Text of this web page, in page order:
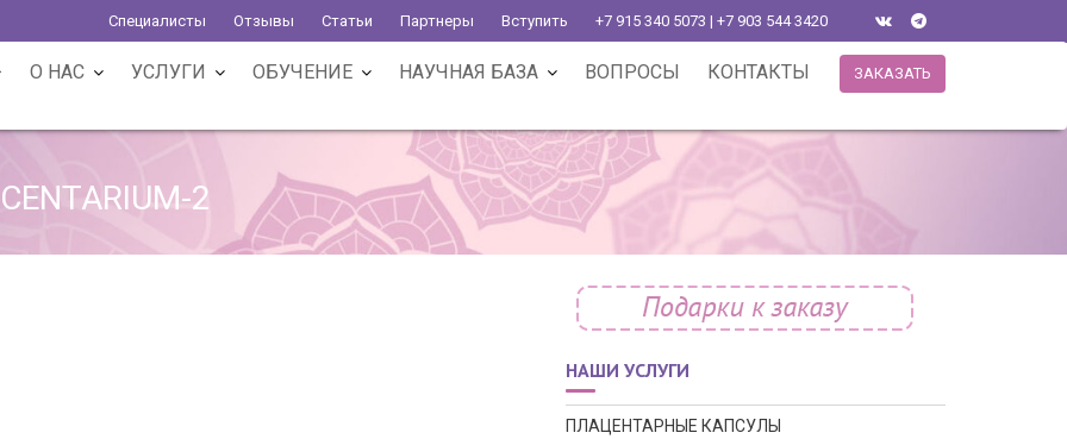
Специалисты Отзывы Статьи Партнеры Вступить +7 915 340 5073 | +7 903 544 3420
ЗАКАЗАТЬ
О НАС УСЛУГИ ОБУЧЕНИЕ НАУЧНАЯ БАЗА ВОПРОСЫ КОНТАКТЫ
2
НАШИ УСЛУГИ
ПЛАЦЕНТАРНЫЕ КАПСУЛЫ